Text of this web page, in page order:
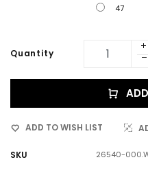
47
Quantity
ADD TO WISH LIST
SKU 26540-